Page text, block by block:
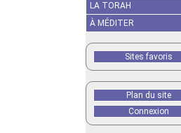
LA TORAH
À MÉDITER
Sites favoris
Plan du site
Connexion